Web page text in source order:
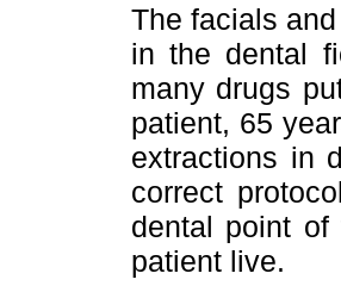
The facials
in the dental
many drugs
patient, 65
extractions in
correct
dental point
patient live.